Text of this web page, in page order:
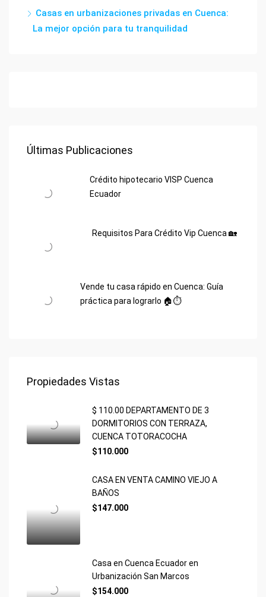
Casas en urbanizaciones privadas en Cuenca:
La mejor opción para tu tranquilidad
Últimas Publicaciones
Crédito hipotecario VISP Cuenca
Ecuador
Requisitos Para Crédito Vip Cuenca 🏡
Vende tu casa rápido en Cuenca: Guía
práctica para lograrlo 🏠⏱️
Propiedades Vistas
$ 110.00 DEPARTAMENTO DE 3
DORMITORIOS CON TERRAZA,
CUENCA TOTORACOCHA
$110.000
CASA EN VENTA CAMINO VIEJO A
BAÑOS
$147.000
Casa en Cuenca Ecuador en
Urbanización San Marcos
$154.000